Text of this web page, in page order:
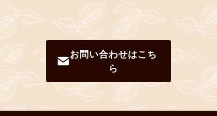
お問い合わせはこち
ら